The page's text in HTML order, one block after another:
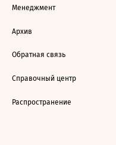
Менеджмент
Архив
Обратная связь
Справочный центр
Распространение